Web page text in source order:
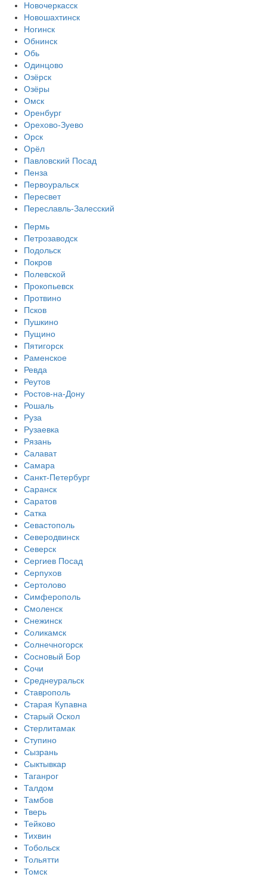
Новочеркасск
Новошахтинск
Ногинск
Обнинск
Обь
Одинцово
Озёрск
Озёры
Омск
Оренбург
Орехово-Зуево
Орск
Орёл
Павловский Посад
Пенза
Первоуральск
Пересвет
Переславль-Залесский
Пермь
Петрозаводск
Подольск
Покров
Полевской
Прокопьевск
Протвино
Псков
Пушкино
Пущино
Пятигорск
Раменское
Ревда
Реутов
Ростов-на-Дону
Рошаль
Руза
Рузаевка
Рязань
Салават
Самара
Санкт-Петербург
Саранск
Саратов
Сатка
Севастополь
Северодвинск
Северск
Сергиев Посад
Серпухов
Сертолово
Симферополь
Смоленск
Снежинск
Соликамск
Солнечногорск
Сосновый Бор
Сочи
Среднеуральск
Ставрополь
Старая Купавна
Старый Оскол
Стерлитамак
Ступино
Сызрань
Сыктывкар
Таганрог
Талдом
Тамбов
Тверь
Тейково
Тихвин
Тобольск
Тольятти
Томск